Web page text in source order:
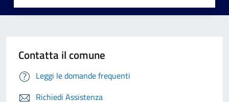
Contatta il comune
Leggi le domande frequenti
Richiedi Assistenza